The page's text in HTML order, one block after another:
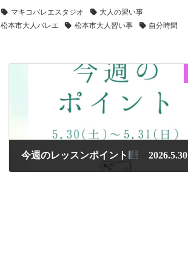
マキコバレエスタジオ
大人の習い事
松本市大人バレエ 松本市大人習い事 自分時間
今週のレッスンポイント 2026.5.30